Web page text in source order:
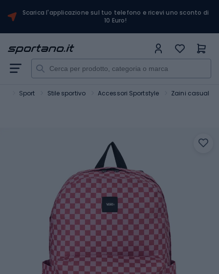
Scarica l'applicazione sul tuo telefono e ricevi uno sconto di
10 Euro!
Sport Stile sportivo Accessori Sportstyle Zaini casual